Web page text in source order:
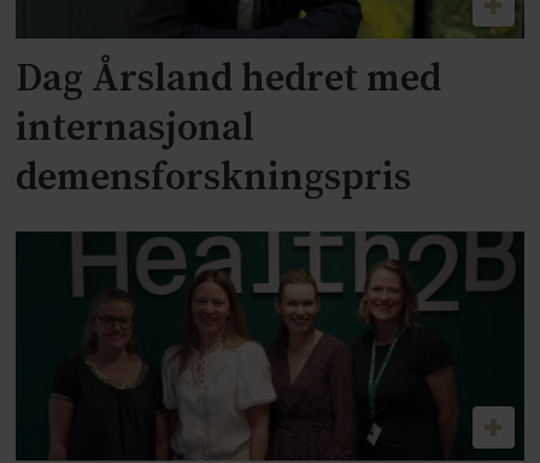
Dag Årsland hedret med
internasjonal
demensforskningspris